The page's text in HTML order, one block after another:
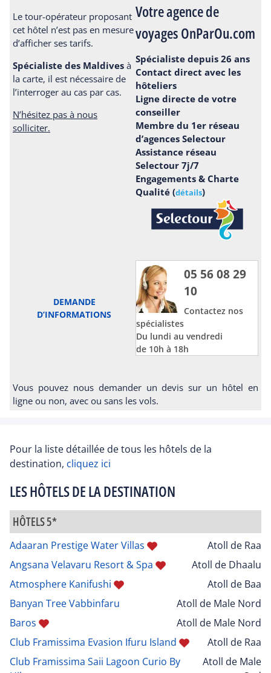
Le tour-opérateur proposant
cet hôtel n’est pas en mesure
d’afficher ses tarifs.
Spécialiste des Maldives à
la carte, il est nécessaire de
l’interroger au cas par cas.
N’hésitez pas à nous
solliciter.
Votre agence de
voyages OnParOu.com
Spécialiste depuis 26 ans
Contact direct avec les
hôteliers
Ligne directe de votre
conseiller
Membre du 1er réseau
d’agences Selectour
Assistance réseau
Selectour 7j/7
Engagements & Charte
Qualité (détails)
DEMANDE
D’INFORMATIONS
05 56 08 29
10
Contactez nos
spécialistes
Du lundi au vendredi
de 10h à 18h
Vous pouvez nous demander un devis sur un hôtel en
ligne ou non, avec ou sans les vols.
Pour la liste détaillée de tous les hôtels de la
destination, cliquez ici
LES HÔTELS DE LA DESTINATION
HÔTELS 5*
Adaaran Prestige Water Villas
Atoll de Raa
Angsana Velavaru Resort & Spa
Atoll de Dhaalu
Atmosphere Kanifushi
Atoll de Baa
Banyan Tree Vabbinfaru
Atoll de Male Nord
Baros
Atoll de Male Nord
Club Framissima Evasion Ifuru Island
Atoll de Raa
Club Framissima Saii Lagoon Curio By
Atoll de Male